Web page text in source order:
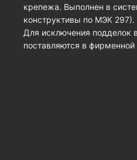
крепежа. Выполнен в
конструктивы по МЭК 297).
Для исключения подделок
поставляются в